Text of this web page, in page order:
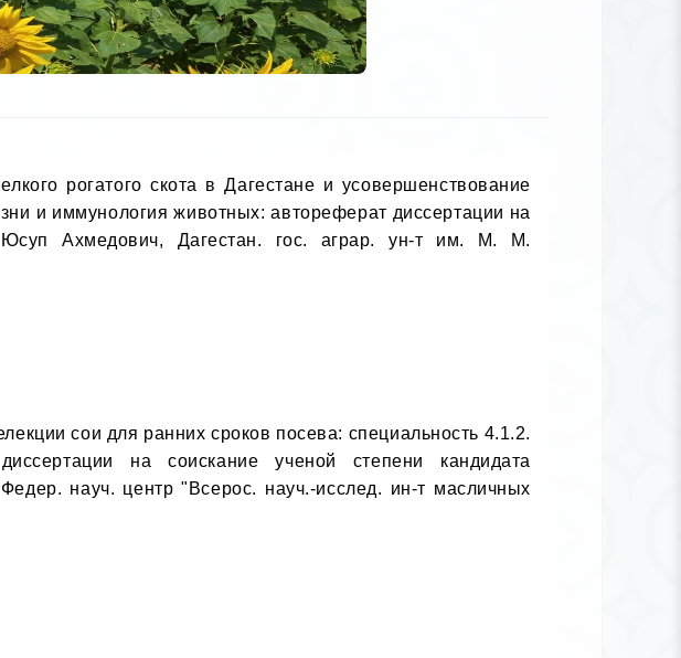
рогатого скота в Дагестане и усовершенствование
и иммунология животных: автореферат диссертации на
Юсуп Ахмедович, Дагестан. гос. аграр. ун-т им. М. М.
сои для ранних сроков посева: специальность 4.1.2.
на соискание ученой степени кандидата
науч. центр "Всерос. науч.-исслед. ин-т масличных